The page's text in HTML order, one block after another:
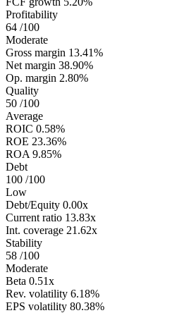
Profitability
64 /100
Moderate
Gross margin 13.41%
Net margin 38.90%
Op. margin 2.80%
Quality
50 /100
Average
ROIC 0.58%
ROE 23.36%
ROA 9.85%
Debt
100 /100
Low
Debt/Equity 0.00x
Current ratio 13.83x
Int. coverage 21.62x
Stability
58 /100
Moderate
Beta 0.51x
Rev. volatility 6.18%
EPS volatility 80.38%